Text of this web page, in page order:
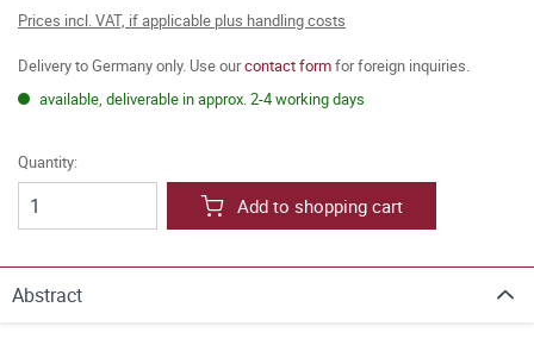
Prices incl. VAT, if applicable plus handling costs
Delivery to Germany only. Use ourcontact formfor foreign inquiries.
available, deliverable in approx. 2-4 working days
Quantity:
Add to shopping cart
Abstract